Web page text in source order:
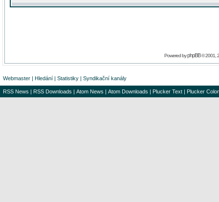
Powered byphpBB© 2001,
Webmaster | Hledání | Statistiky | Syndikační kanály
RSS News | RSS Downloads | Atom News | Atom Downloads | Plucker Text | Plucker Color